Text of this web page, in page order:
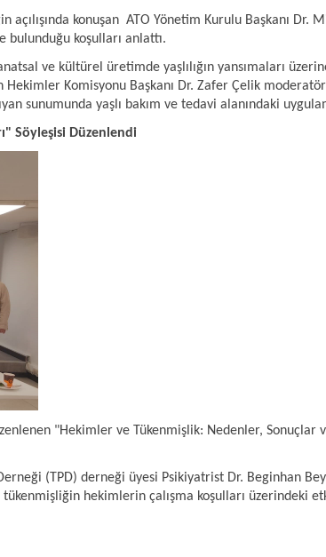
konuşan ATO Yönetim Kurulu Başkanı Dr.
koşulları anlattı.
ve kültürel üretimde yaşlılığın yansımaları üzerine
Hekimler Komisyonu Başkanı Dr. Zafer Çelik
sunumunda yaşlı bakım ve tedavi alanındaki
Söyleşisi Düzenlendi
"Hekimler ve Tükenmişlik: Nedenler, Sonuçlar
(TPD) derneği üyesi Psikiyatrist Dr. Beginhan
hekimlerin çalışma koşulları üzerindeki